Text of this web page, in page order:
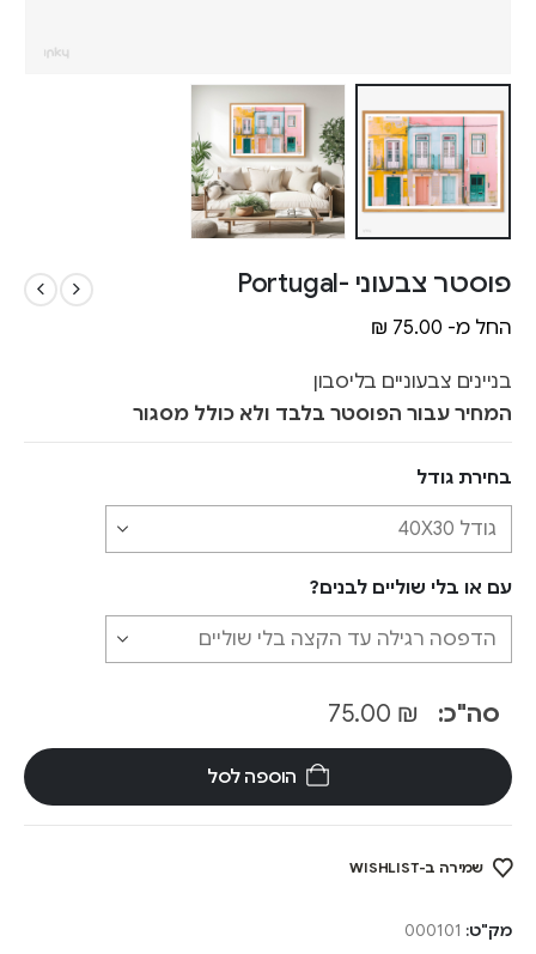
פוסטר צבעוני -Portugal
החל מ- ₪ 75.00
בניינים צבעוניים בליסבון
המחיר עבור הפוסטר בלבד ולא כולל מסגור
בחירת גודל
עם או בלי שוליים לבנים?
סה"כ: ₪
הוספה לסל
שמירה ב-WISHLIST
מק"ט: 000101